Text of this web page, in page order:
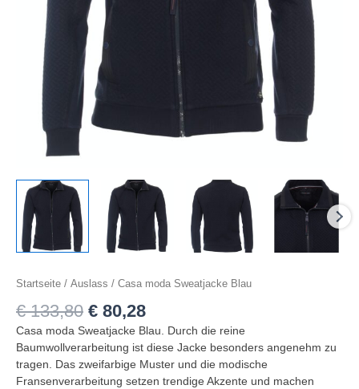
Startseite / Auslass / Casa moda Sweatjacke Blau
€133,80 € 80,28
Casa moda Sweatjacke Blau. Durch die reine
Baumwollverarbeitung ist diese Jacke besonders angenehm zu
tragen. Das zweifarbige Muster und die modische
Fransenverarbeitung setzen trendige Akzente und machen